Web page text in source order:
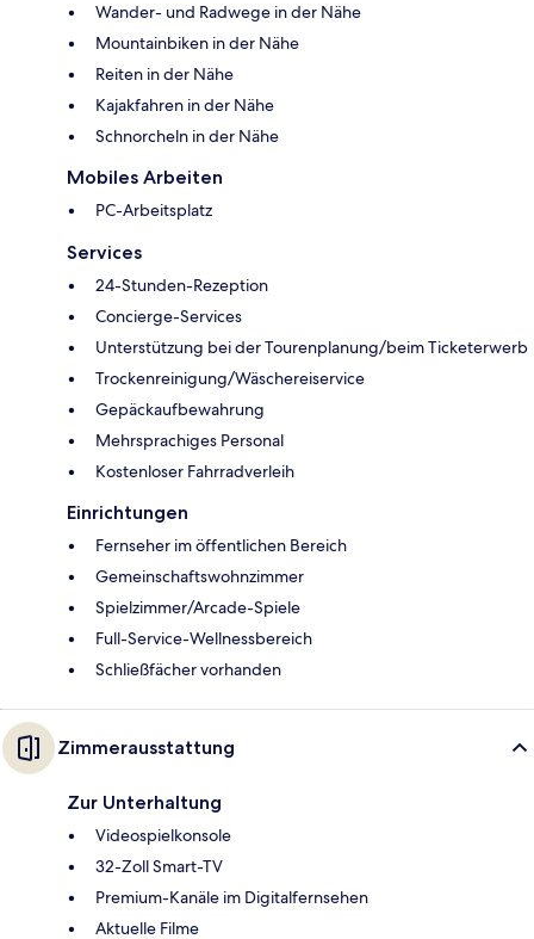
Wander- und Radwege in der Nähe
Mountainbiken in der Nähe
Reiten in der Nähe
Kajakfahren in der Nähe
Schnorcheln in der Nähe
Mobiles Arbeiten
PC-Arbeitsplatz
Services
24-Stunden-Rezeption
Concierge-Services
Unterstützung bei der Tourenplanung/beim Ticketerwerb
Trockenreinigung/Wäschereiservice
Gepäckaufbewahrung
Mehrsprachiges Personal
Kostenloser Fahrradverleih
Einrichtungen
Fernseher im öffentlichen Bereich
Gemeinschaftswohnzimmer
Spielzimmer/Arcade-Spiele
Full-Service-Wellnessbereich
Schließfächer vorhanden
Zimmerausstattung
Zur Unterhaltung
Videospielkonsole
32-Zoll Smart-TV
Premium-Kanäle im Digitalfernsehen
Aktuelle Filme